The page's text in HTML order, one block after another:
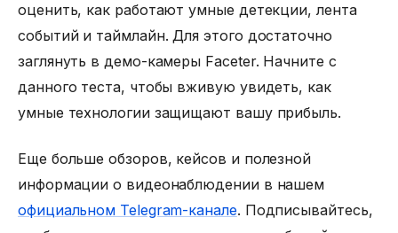
оценить, как работают умные детекции, лента
событий и таймлайн. Для этого достаточно
заглянуть в демо-камеры Faceter. Начните с
данного теста, чтобы вживую увидеть, как
умные технологии защищают вашу прибыль.
Еще больше обзоров, кейсов и полезной
информации о видеонаблюдении в нашем
официальном Telegram-канале. Подписывайтесь,